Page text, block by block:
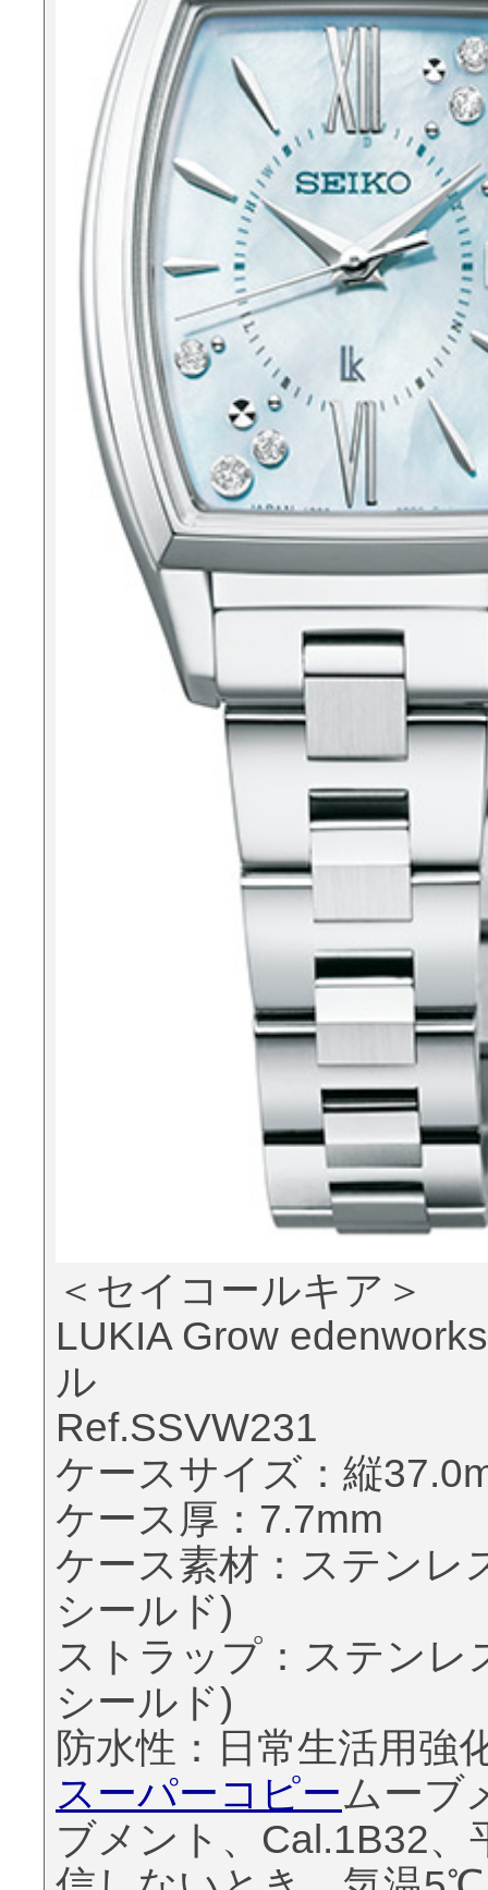
＜セイコールキア＞
LUKIA Grow
ル
Ref.SSVW231
ケースサイズ：縦
ケース厚：7.7mm
ケース素材：ステンレ
シールド)
ストラップ：ステン
シールド)
防水性：日常生活用強
スーパーコピームーブ
ブメント、Cal.1B32、